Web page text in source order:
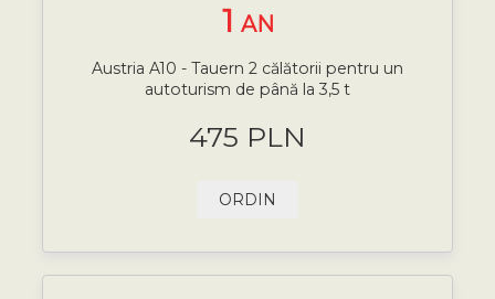
1 AN
Austria A10 - Tauern 2 călătorii pentru un
autoturism de până la 3,5 t
475 PLN
ORDIN